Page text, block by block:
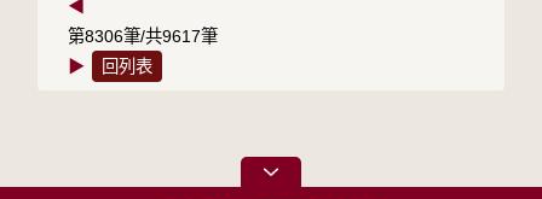
◀
第8306筆/共9617筆
▶
回列表